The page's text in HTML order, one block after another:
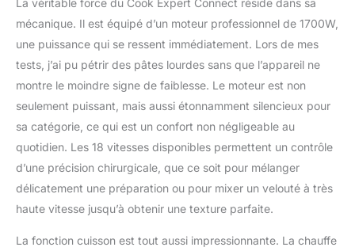
La véritable force du Cook Expert Connect réside dans sa
mécanique. Il est équipé d’un moteur professionnel de 1700W,
une puissance qui se ressent immédiatement. Lors de mes
tests, j’ai pu pétrir des pâtes lourdes sans que l’appareil ne
montre le moindre signe de faiblesse. Le moteur est non
seulement puissant, mais aussi étonnamment silencieux pour
sa catégorie, ce qui est un confort non négligeable au
quotidien. Les 18 vitesses disponibles permettent un contrôle
d’une précision chirurgicale, que ce soit pour mélanger
délicatement une préparation ou pour mixer un velouté à très
haute vitesse jusqu’à obtenir une texture parfaite.
La fonction cuisson est tout aussi impressionnante. La chauffe